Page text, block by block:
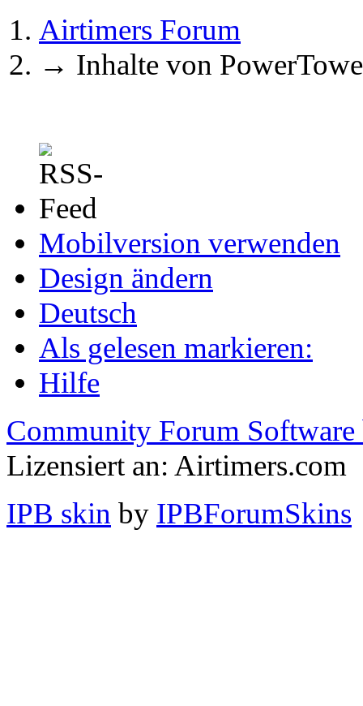
Airtimers Forum
→ Inhalte von
Mobilversion verwenden
Design ändern
Deutsch
Als gelesen markieren:
Hilfe
Community Forum Software
Lizensiert an: Airtimers.com
IPB skin by IPBForumSkins